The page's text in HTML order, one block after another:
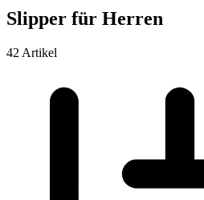
Slipper für Herren
42 Artikel